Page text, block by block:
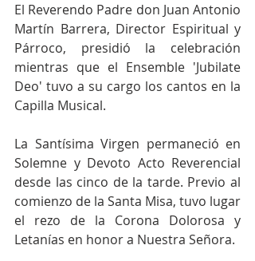
El Reverendo Padre don Juan Antonio
Martín Barrera, Director Espiritual y
Párroco, presidió la celebración
mientras que el Ensemble 'Jubilate
Deo' tuvo a su cargo los cantos en la
Capilla Musical.
La Santísima Virgen permaneció en
Solemne y Devoto Acto Reverencial
desde las cinco de la tarde. Previo al
comienzo de la Santa Misa, tuvo lugar
el rezo de la Corona Dolorosa y
Letanías en honor a Nuestra Señora.